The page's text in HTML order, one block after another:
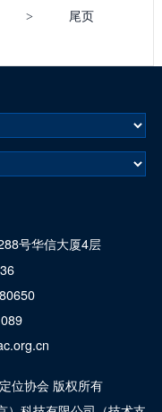
> 尾页
号华信大厦4层
位协会 版权所有